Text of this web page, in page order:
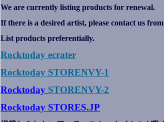
We are currently listing products for renewal.
If there is a desired artist, please contact us
List products preferentially.
Rocktoday ecrater
Rocktoday STORENVY-1
Rocktoday STORENVY-2
Rocktoday STORES.JP